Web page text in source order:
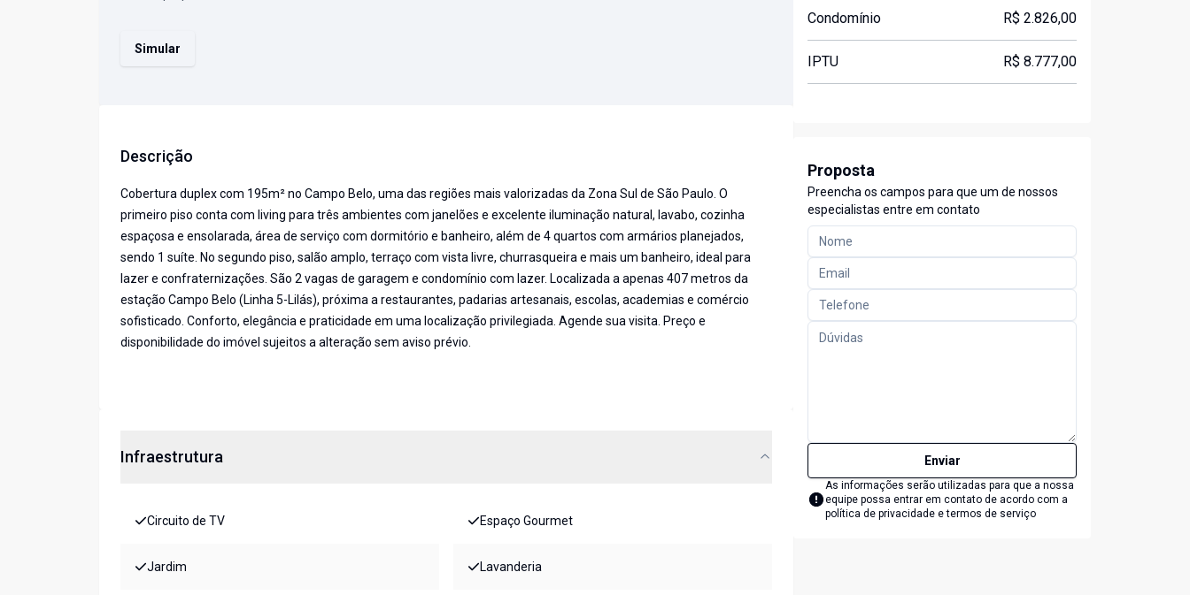
Simular
Descrição
Cobertura duplex com 195m² no Campo Belo, uma das regiões mais valorizadas da Zona Sul de São Paulo. O
primeiro piso conta com living para três ambientes com janelões e excelente iluminação natural, lavabo, cozinha
espaçosa e ensolarada, área de serviço com dormitório e banheiro, além de 4 quartos com armários planejados,
sendo 1 suíte. No segundo piso, salão amplo, terraço com vista livre, churrasqueira e mais um banheiro, ideal para
lazer e confraternizações. São 2 vagas de garagem e condomínio com lazer. Localizada a apenas 407 metros da
estação Campo Belo (Linha 5-Lilás), próxima a restaurantes, padarias artesanais, escolas, academias e comércio
sofisticado. Conforto, elegância e praticidade em uma localização privilegiada. Agende sua visita. Preço e
disponibilidade do imóvel sujeitos a alteração sem aviso prévio.
Infraestrutura
Circuito de TV Espaço Gourmet
Jardim Lavanderia
Condomínio R$ 2.826,00
IPTU R$ 8.777,00
Proposta
Preencha os campos para que um de nossos
especialistas entre em contato
Enviar
As informações serão utilizadas para que a nossa
equipe possa entrar em contato de acordo com a
política de privacidade e termos de serviço